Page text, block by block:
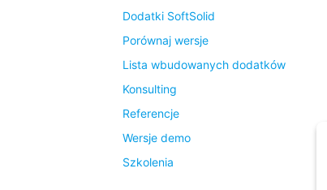
Dodatki SoftSolid
Porównaj wersje
Lista wbudowanych dodatków
Konsulting
Referencje
Wersje demo
Szkolenia